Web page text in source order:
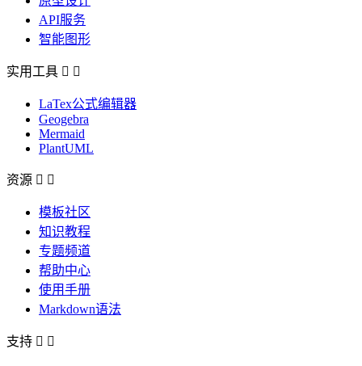
API服务
智能图形
实用工具  
LaTex公式编辑器
Geogebra
Mermaid
PlantUML
资源  
模板社区
知识教程
专题频道
帮助中心
使用手册
Markdown语法
支持  